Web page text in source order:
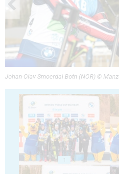
Johan-Olav Smoerdal Botn (NOR) ©
1